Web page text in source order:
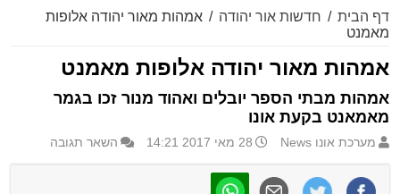
דף הבית / חדשות אור יהודה / אמהות מאור יהודה אלופות
מאמנט
אמהות מאור יהודה אלופות מאמנט
אמהות מבתי הספר יובלים ואהוד מנור זכו בגמר
מאמאנט בקעת אונו
מערכת אונו News 28 מאי 2017 14:21 השאר תגובה